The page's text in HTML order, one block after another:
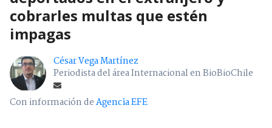
cobrarles multas que estén
impagas
César Vega Martínez
Periodista del área Internacional en BioBioChile
Con información deAgencia EFE